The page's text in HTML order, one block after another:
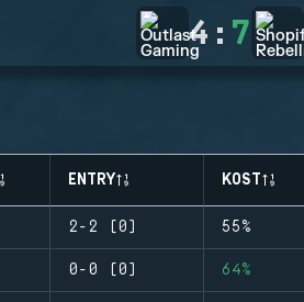
4 : 7
ENTRY KOST
2-2 (0) 55%
0-0 (0) 64%